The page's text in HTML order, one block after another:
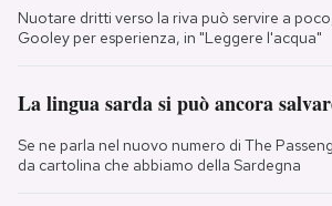
Nuotare dritti verso la riva può servire a
Gooley per esperienza, in "Leggere l'acqua"
La lingua sarda si può ancora
Se ne parla nel nuovo numero di The
da cartolina che abbiamo della Sardegna